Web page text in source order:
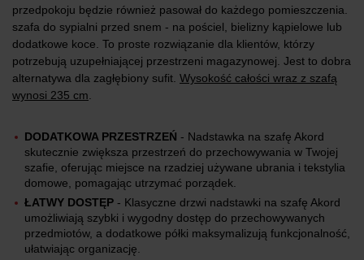
przedpokoju będzie również pasował do każdego pomieszczenia.
szafa do sypialni przed snem - na pościel, bielizny kąpielowe lub
dodatkowe koce. To proste rozwiązanie dla klientów, którzy
potrzebują uzupełniającej przestrzeni magazynowej. Jest to dobra
alternatywa dla zagłębiony sufit. Wysokość całości wraz z szafą
wynosi 235 cm
DODATKOWA PRZESTRZEŃ - Nadstawka na szafę Akord
skutecznie zwiększa przestrzeń do przechowywania w Twojej
szafie, oferując miejsce na rzadziej używane ubrania i tekstylia
domowe, pomagając utrzymać porządek.
ŁATWY DOSTĘP - Klasyczne drzwi nadstawki na szafę Akord
umożliwiają szybki i wygodny dostęp do przechowywanych
przedmiotów, a dodatkowe półki maksymalizują funkcjonalność,
ułatwiając organizację.